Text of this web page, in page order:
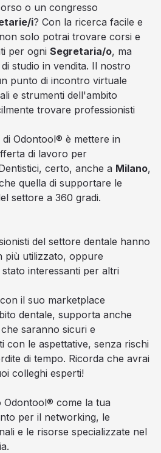
o un congresso
i? Con la ricerca facile e
solo potrai trovare corsi e
per ogni Segretaria/o, ma
studio in vendita. Il nostro
punto di incontro virtuale
e strumenti dell'ambito
trovare professionisti
Odontool® è mettere in
di lavoro per
certo, anche a Milano,
quella di supportare le
settore a 360 gradi.
del settore dentale hanno
più utilizzato, oppure
interessanti per altri
il suo marketplace
dentale, supporta anche
saranno sicuri e
con le aspettative, senza rischi
di tempo. Ricorda che avrai
colleghi esperti!
come la tua
per il networking, le
e le risorse specializzate nel